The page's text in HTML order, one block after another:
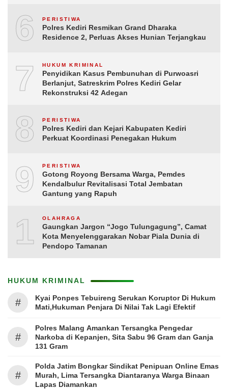
6 PERISTIWA
Polres Kediri Resmikan Grand Dharaka
Residence 2, Perluas Akses Hunian Terjangkau
7 HUKUM KRIMINAL
Penyidikan Kasus Pembunuhan di Purwoasri
Berlanjut, Satreskrim Polres Kediri Gelar
Rekonstruksi 42 Adegan
8 PERISTIWA
Polres Kediri dan Kejari Kabupaten Kediri
Perkuat Koordinasi Penegakan Hukum
9 PERISTIWA
Gotong Royong Bersama Warga, Pemdes
Kendalbulur Revitalisasi Total Jembatan
Gantung yang Rapuh
10OLAHRAGA
Gaungkan Jargon “Jogo Tulungagung”, Camat
Kota Menyelenggarakan Nobar Piala Dunia di
Pendopo Tamanan
HUKUM KRIMINAL
#
Kyai Ponpes Tebuireng Serukan Koruptor Di Hukum
Mati,Hukuman Penjara Di Nilai Tak Lagi Efektif
#
Polres Malang Amankan Tersangka Pengedar
Narkoba di Kepanjen, Sita Sabu 96 Gram dan Ganja
131 Gram
#
Polda Jatim Bongkar Sindikat Penipuan Online Emas
Murah, Lima Tersangka Diantaranya Warga Binaan
Lapas Diamankan